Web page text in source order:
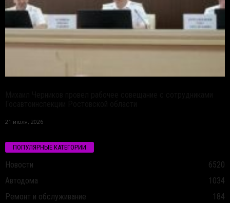
21 июля, 2026
ПОПУЛЯРНЫЕ КАТЕГОРИИ
Новости
6520
Автодома
1034
Ремонт и обслуживание
184